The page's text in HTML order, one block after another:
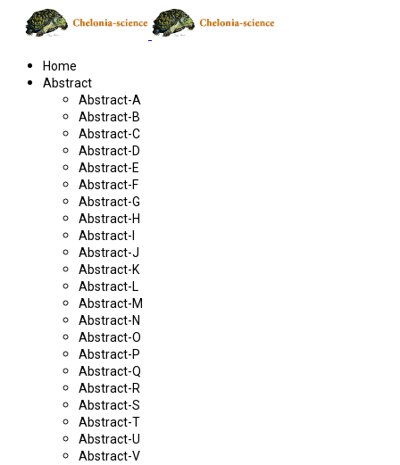
Home
Abstract
Abstract-A
Abstract-B
Abstract-C
Abstract-D
Abstract-E
Abstract-F
Abstract-G
Abstract-H
Abstract-I
Abstract-J
Abstract-K
Abstract-L
Abstract-M
Abstract-N
Abstract-O
Abstract-P
Abstract-Q
Abstract-R
Abstract-S
Abstract-T
Abstract-U
Abstract-V